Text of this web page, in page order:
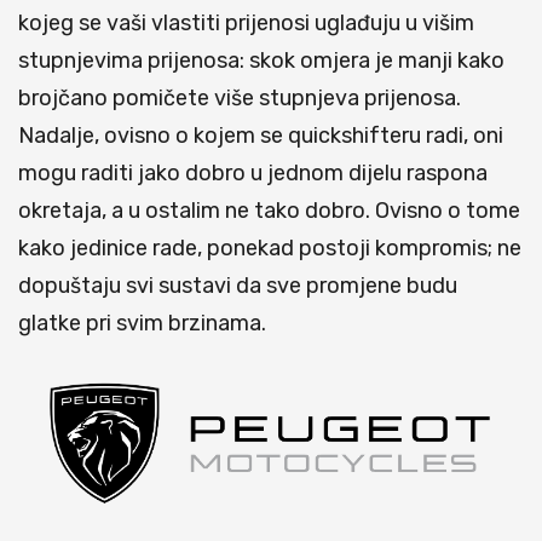
kojeg se vaši vlastiti prijenosi uglađuju u višim
stupnjevima prijenosa: skok omjera je manji kako
brojčano pomičete više stupnjeva prijenosa.
Nadalje, ovisno o kojem se quickshifteru radi, oni
mogu raditi jako dobro u jednom dijelu raspona
okretaja, a u ostalim ne tako dobro. Ovisno o tome
kako jedinice rade, ponekad postoji kompromis; ne
dopuštaju svi sustavi da sve promjene budu
glatke pri svim brzinama.